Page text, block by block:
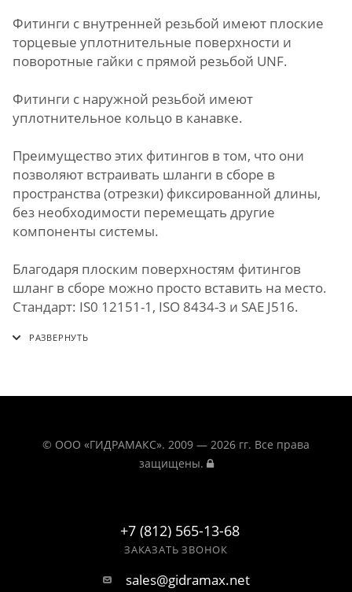
Фитинги с внутренней резьбой имеют плоские
торцевые уплотнительные поверхности и
поворотные гайки с прямой резьбой UNF.
Фитинги с наружной резьбой имеют
уплотнительное кольцо в канавке.
Преимущество этих фитингов в том, что они
позволяют встраивать шланги в сборе в
пространства (отрезки) фиксированной длины,
без необходимости перемещать другие
компоненты системы.
Благодаря плоским поверхностям фитингов
шланг в сборе можно просто вставить на место.
Стандарт: IS0 12151-1, ISO 8434-3 и SAE J516.
© ООО «ГИДРАМАКС». 2009 — 2026 гг. Все права
защищены.
+7 (812) 565-13-68
ЗАКАЗАТЬ ЗВОНОК
sales@gidramax.net